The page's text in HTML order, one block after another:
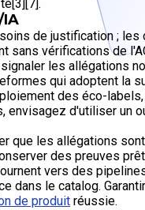
de justification ; les
sans vérifications de
les allégations
qui adoptent la
des éco-
envisagez d'utiliser un
que les allégations sont
des preuves
vers des
dans le catalog.
de produit réussie.